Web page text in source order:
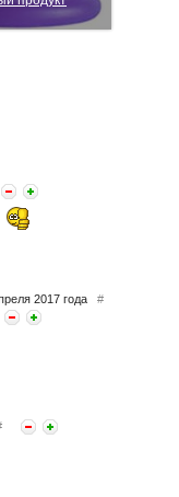
чаша
2017 года #